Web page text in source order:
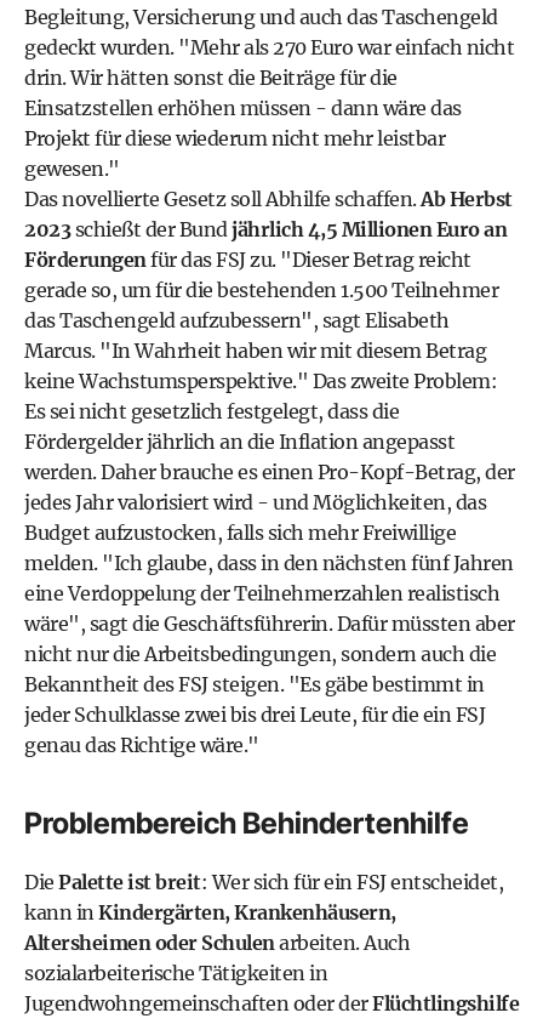
Begleitung, Versicherung und auch das Taschengeld
gedeckt wurden. "Mehr als 270 Euro war einfach nicht
drin. Wir hätten sonst die Beiträge für die
Einsatzstellen erhöhen müssen - dann wäre das
Projekt für diese wiederum nicht mehr leistbar
gewesen."
Das novellierte Gesetz soll Abhilfe schaffen.Ab Herbst
2023schießt der Bundjährlich 4,5 Millionen Euro an
Förderungenfür das FSJ zu. "Dieser Betrag reicht
gerade so, um für die bestehenden 1.500 Teilnehmer
das Taschengeld aufzubessern", sagt Elisabeth
Marcus. "In Wahrheit haben wir mit diesem Betrag
keine Wachstumsperspektive." Das zweite Problem:
Es sei nicht gesetzlich festgelegt, dass die
Fördergelder jährlich an die Inflation angepasst
werden. Daher brauche es einen Pro-Kopf-Betrag, der
jedes Jahr valorisiert wird - und Möglichkeiten, das
Budget aufzustocken, falls sich mehr Freiwillige
melden. "Ich glaube, dass in den nächsten fünf Jahren
eine Verdoppelung der Teilnehmerzahlen realistisch
wäre", sagt die Geschäftsführerin. Dafür müssten aber
nicht nur die Arbeitsbedingungen, sondern auch die
Bekanntheit des FSJ steigen. "Es gäbe bestimmt in
jeder Schulklasse zwei bis drei Leute, für die ein FSJ
genau das Richtige wäre."
Problembereich Behindertenhilfe
Die Palette ist breit: Wer sich für ein FSJ entscheidet,
kann inKindergärten, Krankenhäusern,
Altersheimen oder Schulenarbeiten. Auch
sozialarbeiterische Tätigkeiten in
Jugendwohngemeinschaften oder derFlüchtlingshilfe